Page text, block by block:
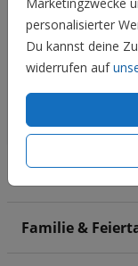
personalisierter
Du kannst deine
widerrufen auf
Familie &